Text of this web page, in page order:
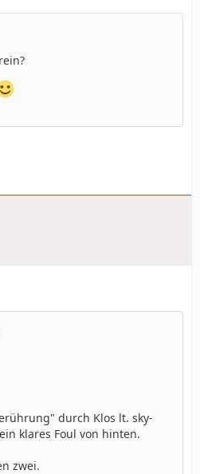
durch Klos lt. sky-
klares Foul von hinten.
zwei.